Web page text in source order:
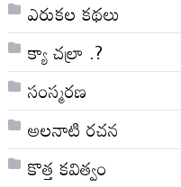
ఎరుకల కథలు
క్యా చల్రా .?
సంస్మరణ
అలనాటి రచన
కొత్త కవిత్వం